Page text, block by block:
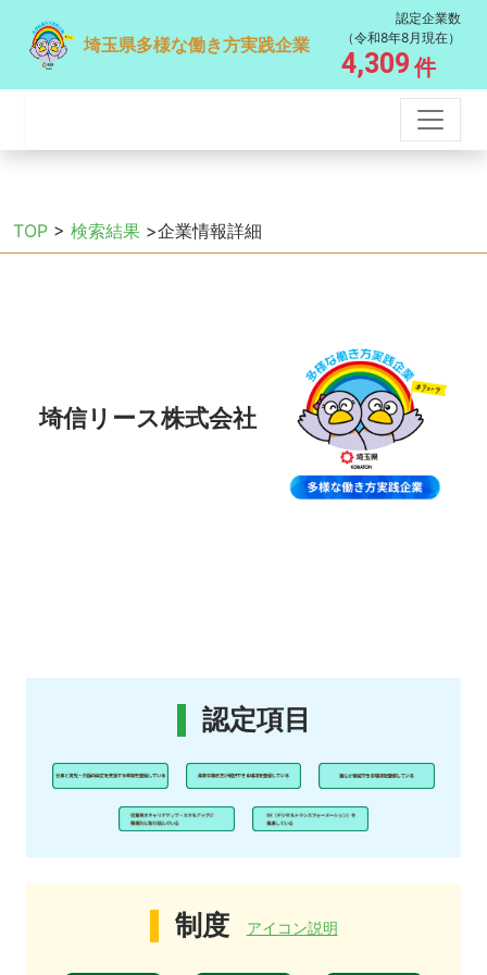
埼玉県多様な働き方実践企業
認定企業数
（令和8年8月現在）
4,309 件
TOP > 検索結果 >企業情報詳細
埼信リース株式会社
認定項目
制度 アイコン説明